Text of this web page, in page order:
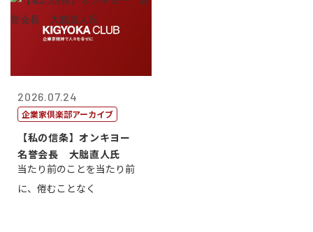
2026.07.24
企業家倶楽部アーカイブ
【私の信条】オンキヨー
名誉会長 大朏直人氏
当たり前のことを当たり前
に、倦むことなく